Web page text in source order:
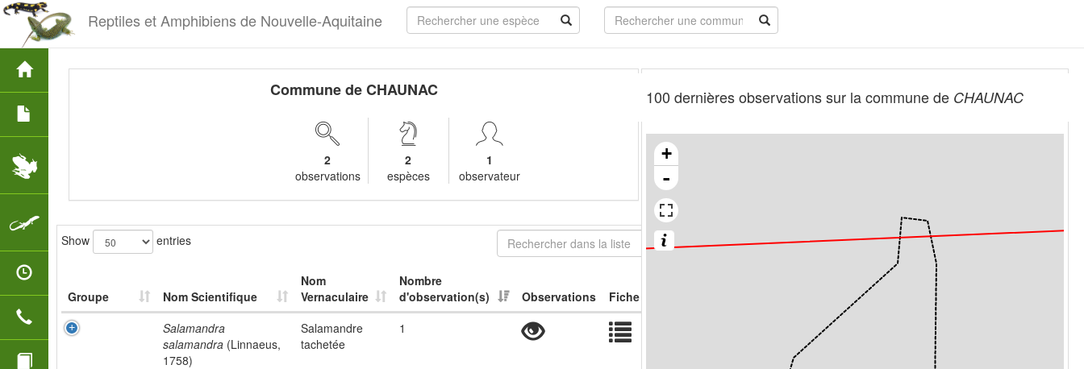
Reptiles et Amphibiens de Nouvelle-Aquitaine
Commune de CHAUNAC
2
observations
2
espèces
1
observateur
Show entries
Groupe Nom Scientifique
Nom
Vernaculaire
Nombre
d'observation(s)
Observations
Fiche
Salamandra
salamandra (Linnaeus,
1758)
Salamandre
tachetée
1
100 dernières observations sur la commune de CHAUNAC
+
-